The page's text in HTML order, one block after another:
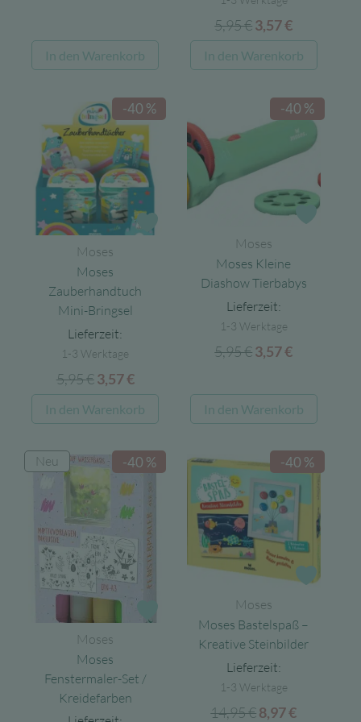
8,95 €5,37 €.
In den Warenkorb
5,95€Ursprünglicher
Preis
war:
3,57€Aktueller
Preis
ist:
In den Warenkorb
-40 %
Moses
Moses
Zauberhandtuch
Mini-Bringsel
Lieferzeit:
1-3 Werktage
5,95€ Ursprünglicher
Preis
war:
3,57€Aktueller
Preis
ist:
In den Warenkorb
-40 %
Moses
Moses Kleine
Diashow Tierbabys
Lieferzeit:
1-3 Werktage
5,95€Ursprünglicher
war:
5,95 €
3,57€Aktueller
ist:
3,57 €.
In den Warenkorb
-40 %
Neu
Moses
Moses
Fenstermaler-Set /
Kreidefarben
-40 %
Moses
Moses Bastelspaß –
Kreative Steinbilder
Lieferzeit:
1-3 Werktage
14,95€Ursprünglicher
8,97€Aktueller